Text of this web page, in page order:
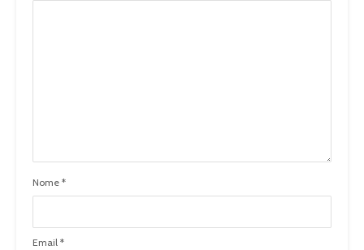
Nome *
Email *